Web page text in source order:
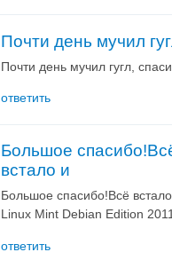
Почти день мучил
Почти день мучил гугл,
ответить
Большое
встало и
Большое спасибо!Всё
Linux Mint Debian Edition
ответить